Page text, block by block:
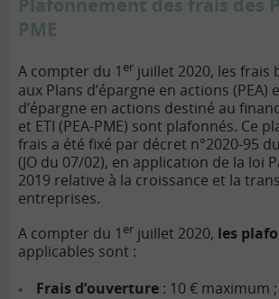
Plafonnement des frais des
PME
A compter du 1 er juillet 2020, les frais
aux Plans d’épargne en actions (PEA)
d’épargne en actions destiné au
et ETI (PEA-PME) sont plafonnés. Ce
frais a été fixé par décret n°2020-95
(JO du 07/02), en application de la loi
2019 relative à la croissance et la
entreprises.
A compter du 1 er juillet 2020, les
applicables sont :
Frais d’ouverture : 10 € maximum ;